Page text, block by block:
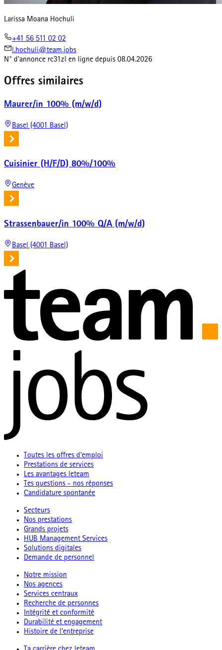
Larissa Moana Hochuli
+41 56 511 02 02
l.hochuli@team.jobs
N° d'annonce rc31zl en ligne depuis 08.04.2026
Offres similaires
Maurer/in 100% (m/w/d)
Basel (4001 Basel)
Cuisinier (H/F/D) 80%/100%
Genève
Strassenbauer/in 100% Q/A (m/w/d)
Basel (4001 Basel)
Toutes les offres d'emploi
Prestations de services
Les avantages leteam
Tes questions - nos réponses
Candidature spontanée
Secteurs
Nos prestations
Grands projets
HUB Management Services
Solutions digitales
Demande de personnel
Notre mission
Nos agences
Services centraux
Recherche de personnes
Intégrité et conformité
Durabilité et engagement
Histoire de l’entreprise